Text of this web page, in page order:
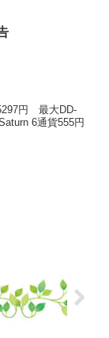
円 最大DD-
6通貨555円